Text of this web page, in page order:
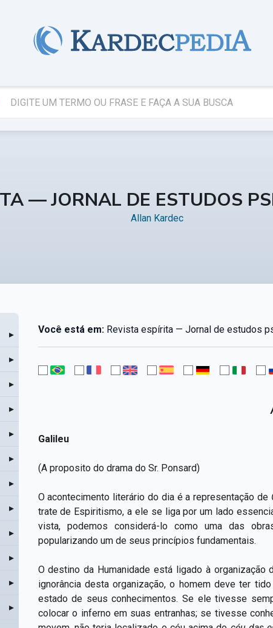
— JORNAL DE ESTUDOS
Allan Kardec
▸
▸
▸
▸
▸
▸
▸
▸
▸
▸
▸
▸
Você está em:Revista espírita — Jornal de estudos
Galileu
(A proposito do drama do Sr. Ponsard)
O acontecimento literário do dia é a representação de
trate de Espiritismo, a ele se liga por um lado
vista, podemos considerá-lo como uma das
popularizando um de seus princípios fundamentais.
O destino da Humanidade está ligado à
ignorância desta organização, o homem deve ter
estado de seus conhecimentos. Se ele tivesse
colocar o inferno em suas entranhas; se tivesse